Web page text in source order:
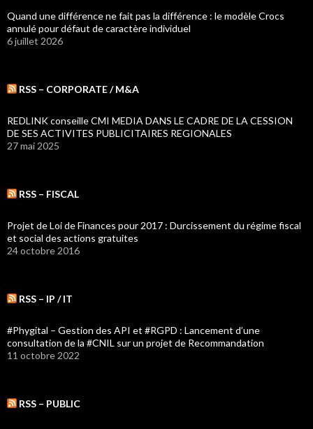
Quand une différence ne fait pas la différence : le modèle Crocs
annulé pour défaut de caractère individuel
6 juillet 2026
RSS – CORPORATE / M&A
REDLINK conseille CMI MEDIA DANS LE CADRE DE LA CESSION
DE SES ACTIVITES PUBLICITAIRES REGIONALES
27 mai 2025
RSS – FISCAL
Projet de Loi de Finances pour 2017 : Durcissement du régime fiscal
et social des actions gratuites
24 octobre 2016
RSS – IP / IT
#Phygital – Gestion des API et #RGPD : Lancement d’une
consultation de la #CNIL sur un projet de Recommandation
11 octobre 2022
RSS – PUBLIC